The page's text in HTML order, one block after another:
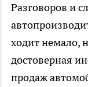
Разговоров и
ходит немало,
достоверная
продаж